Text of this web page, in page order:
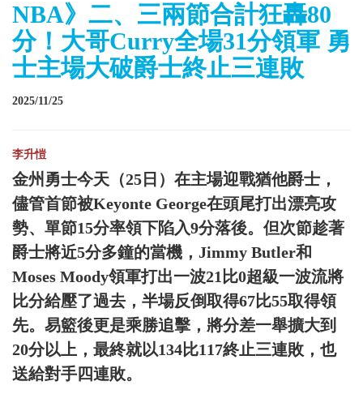
NBA》二、三兩節合計狂轟80
分！大哥Curry全場31分領軍 勇
士主場大破爵士終止三連敗
2025/11/25
李升愷
金州勇士今天（25日）在主場迎戰猶他爵士，
儘管首節被Keyonte George在頭尾打出漂亮攻
勢、單節15分率領下陷入9分落後。但次節趁著
爵士將近5分多鐘的當機，Jimmy Butler和
Moses Moody領軍打出一波21比0超級一波流將
比分給壓了過去，半場反倒取得67比55取得領
先。易籃後更是乘勝追擊，將分差一舉擴大到
20分以上，最終就以134比117終止三連敗，也
送給對手四連敗。